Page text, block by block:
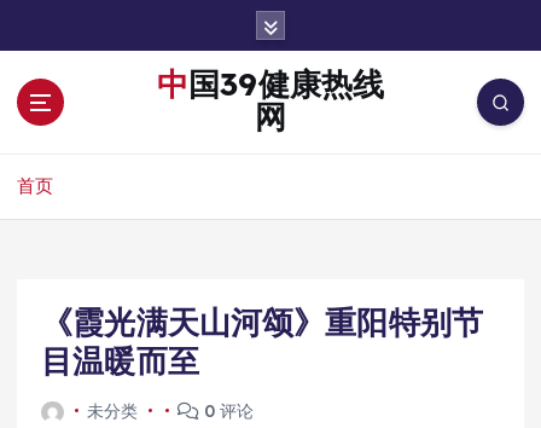
中国39健康热线
网
首页
《霞光满天山河颂》重阳特别节
目温暖而至
未分类 0 评论